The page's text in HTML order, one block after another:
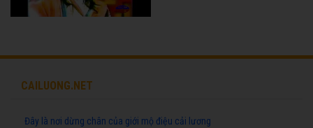
CAILUONG.NET
Đây là nơi dừng chân của giới mộ điệu cải lương